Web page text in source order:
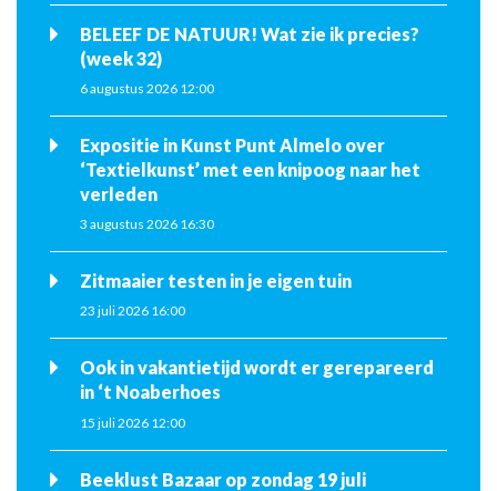
BELEEF DE NATUUR! Wat zie ik precies?
(week 32)
6 augustus 2026 12:00
Expositie in Kunst Punt Almelo over
‘Textielkunst’ met een knipoog naar het
verleden
3 augustus 2026 16:30
Zitmaaier testen in je eigen tuin
23 juli 2026 16:00
Ook in vakantietijd wordt er gerepareerd
in ‘t Noaberhoes
15 juli 2026 12:00
Beeklust Bazaar op zondag 19 juli